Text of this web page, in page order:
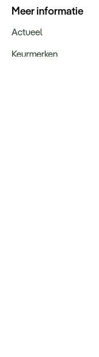
Meer informatie
Actueel
Keurmerken